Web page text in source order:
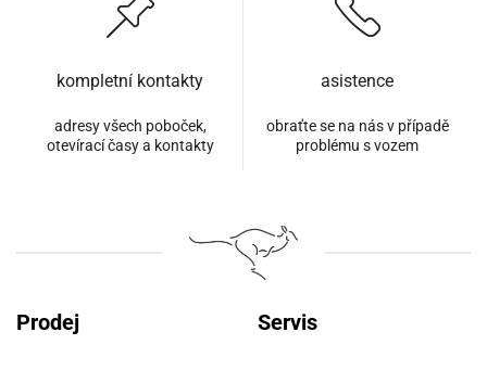
kompletní kontakty
adresy všech poboček,
otevírací časy a kontakty
asistence
obraťte se na nás v případě
problému s vozem
Prodej Servis